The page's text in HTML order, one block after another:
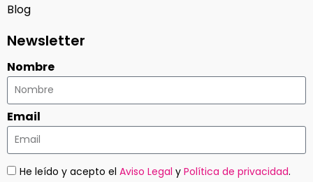
Blog
Newsletter
Nombre
Email
He leído y acepto el Aviso Legal y Política de privacidad.